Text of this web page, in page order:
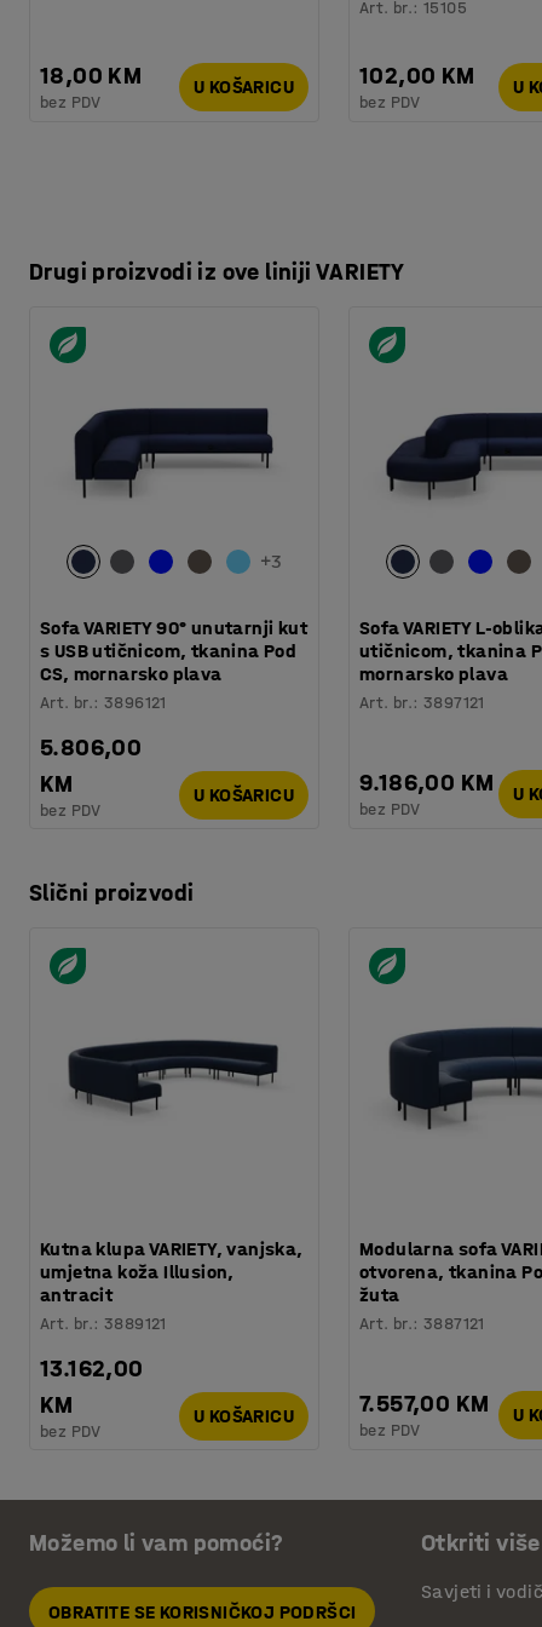
18,00 KM
bez PDV
U KOŠARICU
Art. br.:15105
102,00 KM
bez PDV
U
Drugi proizvodi iz ove liniji VARIETY
+3
Sofa VARIETY 90° unutarnji kut
s USB utičnicom, tkanina Pod
CS, mornarsko plava
Art. br.:3896121
5.806,00
KM
bez PDV
U KOŠARICU
Sofa VARIETY L-
utičnicom, tkanina
mornarsko plava
Art. br.:3897121
9.186,00 KM
bez PDV
U
Slični proizvodi
Kutna klupa VARIETY, vanjska,
umjetna koža Illusion,
antracit
Art. br.:3889121
13.162,00
KM
bez PDV
U KOŠARICU
Modularna sofa
otvorena, tkanina
žuta
Art. br.:3887121
7.557,00 KM
bez PDV
U
Možemo li vam pomoći?
OBRATITE SE KORISNIČKOJ PODRŠCI
Otkriti više
Savjeti i